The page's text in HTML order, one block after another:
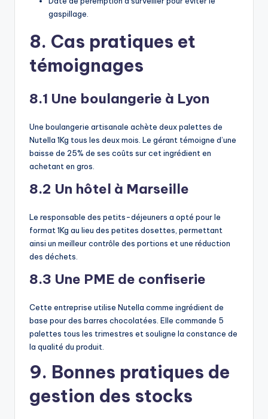
gaspillage.
8. Cas pratiques et
témoignages
8.1 Une boulangerie à Lyon
Une boulangerie artisanale achète deux palettes de
Nutella 1Kg tous les deux mois. Le gérant témoigne d’une
baisse de 25% de ses coûts sur cet ingrédient en
achetant en gros.
8.2 Un hôtel à Marseille
Le responsable des petits-déjeuners a opté pour le
format 1Kg au lieu des petites dosettes, permettant
ainsi un meilleur contrôle des portions et une réduction
des déchets.
8.3 Une PME de confiserie
Cette entreprise utilise Nutella comme ingrédient de
base pour des barres chocolatées. Elle commande 5
palettes tous les trimestres et souligne la constance de
la qualité du produit.
9. Bonnes pratiques de
gestion des stocks